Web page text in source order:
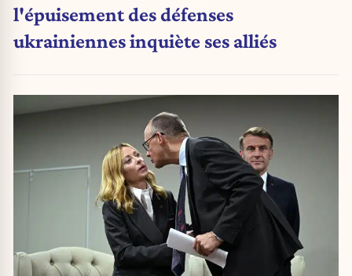
l'épuisement des défenses
ukrainiennes inquiète ses alliés